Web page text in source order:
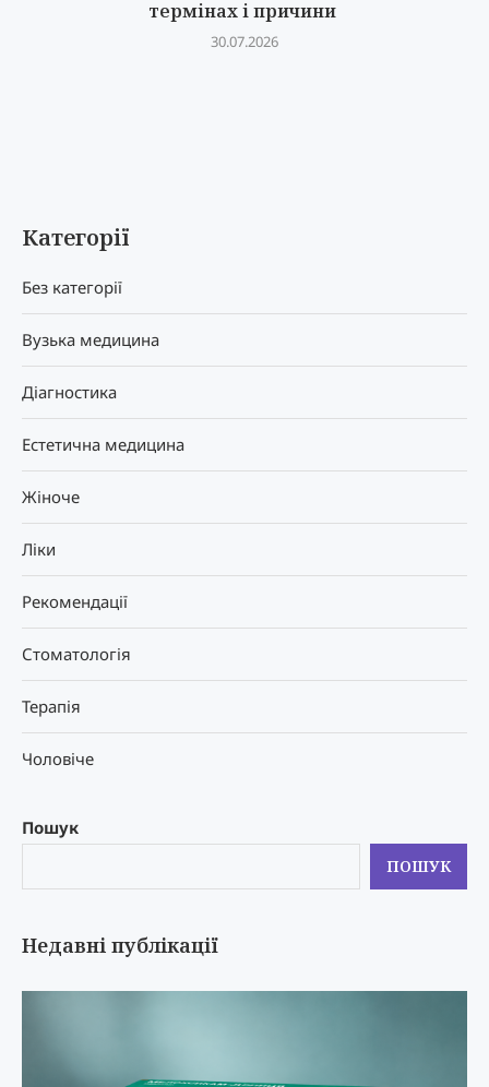
термінах і причини
30.07.2026
Пошук
ПОШУК
Недавні публікації
Категорії
Без категорії
Вузька медицина
Діагностика
Естетична медицина
Жіноче
Ліки
Рекомендації
Стоматологія
Терапія
Чоловіче